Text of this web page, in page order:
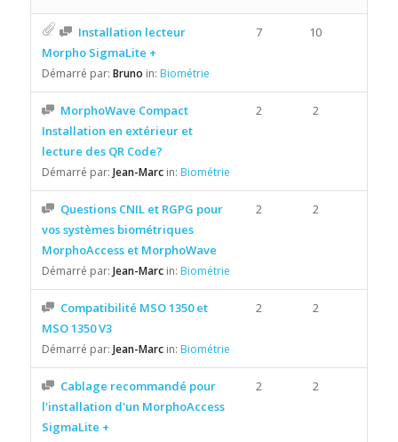
Installation lecteur
Morpho SigmaLite +
Démarré par: Bruno in: Biométrie
7 10
MorphoWave Compact
Installation en extérieur et
lecture des QR Code?
Démarré par: Jean-Marc in: Biométrie
2 2
Questions CNIL et RGPG pour
vos systèmes biométriques
MorphoAccess et MorphoWave
Démarré par: Jean-Marc in: Biométrie
2 2
Compatibilité MSO 1350 et
MSO 1350 V3
Démarré par: Jean-Marc in: Biométrie
2 2
Cablage recommandé pour
l'installation d'un MorphoAccess
SigmaLite +
2 2